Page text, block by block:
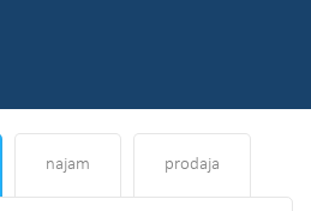
najam prodaja